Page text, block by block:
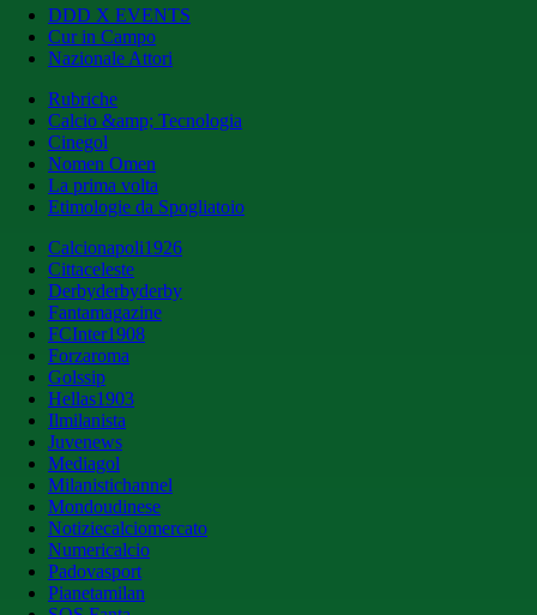
DDD X EVENTS
Cur in Campo
Nazionale Attori
Rubriche
Calcio &amp; Tecnologia
Cinegol
Nomen Omen
La prima volta
Etimologie da Spogliatoio
Calcionapoli1926
Cittaceleste
Derbyderbyderby
Fantamagazine
FCInter1908
Forzaroma
Golssip
Hellas1903
Ilmilanista
Juvenews
Mediagol
Milanistichannel
Mondoudinese
Notiziecalciomercato
Numericalcio
Padovasport
Pianetamilan